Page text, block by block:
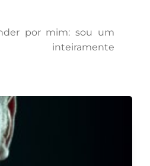
por mim: sou um
inteiramente